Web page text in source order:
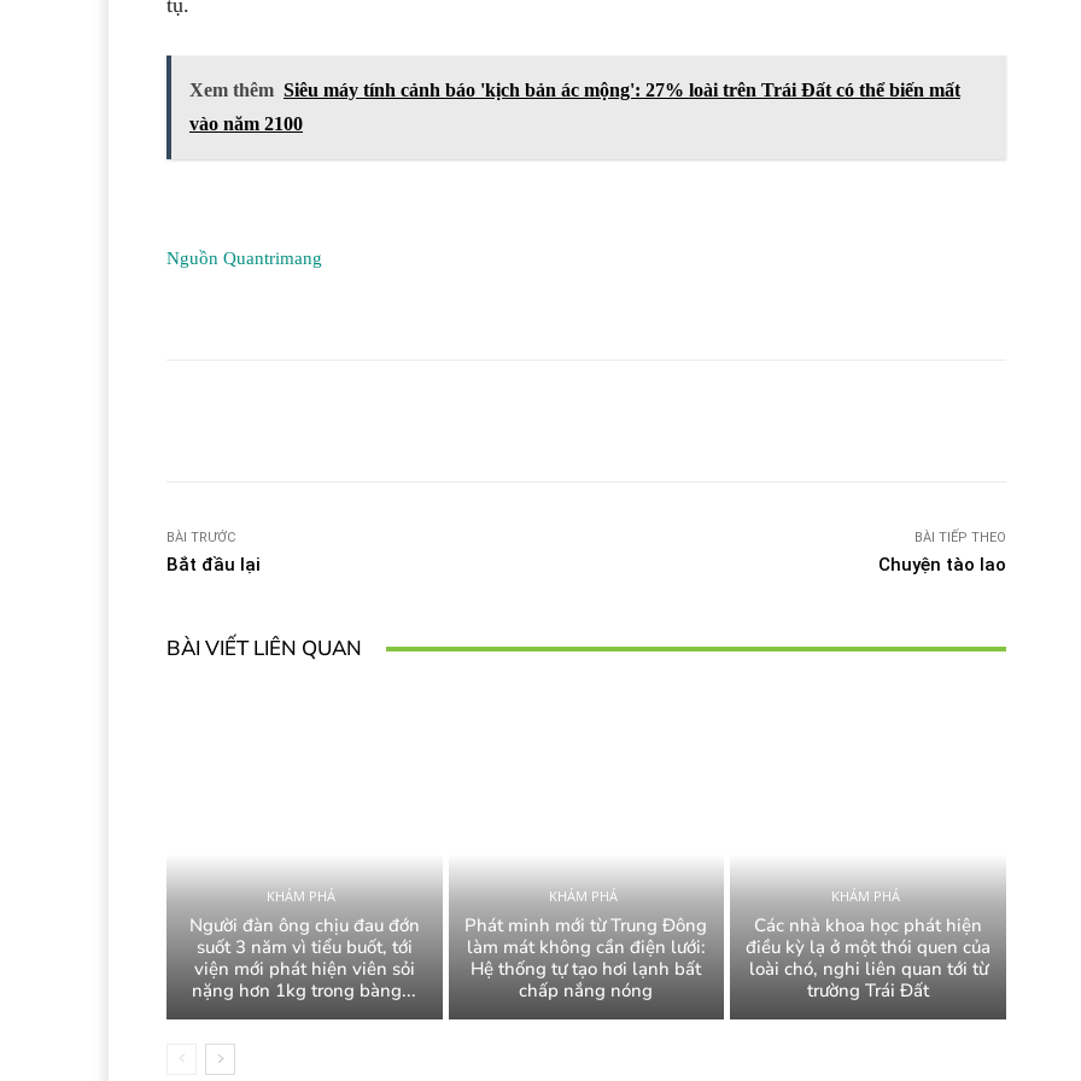
tụ.
Xem thêm Siêu máy tính cảnh báo 'kịch bản ác mộng': 27% loài trên Trái Đất có thể biến mất
vào năm 2100
Nguồn Quantrimang
BÀI TRƯỚC
Bắt đầu lại
BÀI TIẾP THEO
Chuyện tào lao
BÀI VIẾT LIÊN QUAN
KHÁM PHÁ
Người đàn ông chịu đau đớn
suốt 3 năm vì tiểu buốt, tới
viện mới phát hiện viên sỏi
nặng hơn 1kg trong bàng...
KHÁM PHÁ
Phát minh mới từ Trung Đông
làm mát không cần điện lưới:
Hệ thống tự tạo hơi lạnh bất
chấp nắng nóng
KHÁM PHÁ
Các nhà khoa học phát hiện
điều kỳ lạ ở một thói quen của
loài chó, nghi liên quan tới từ
trường Trái Đất